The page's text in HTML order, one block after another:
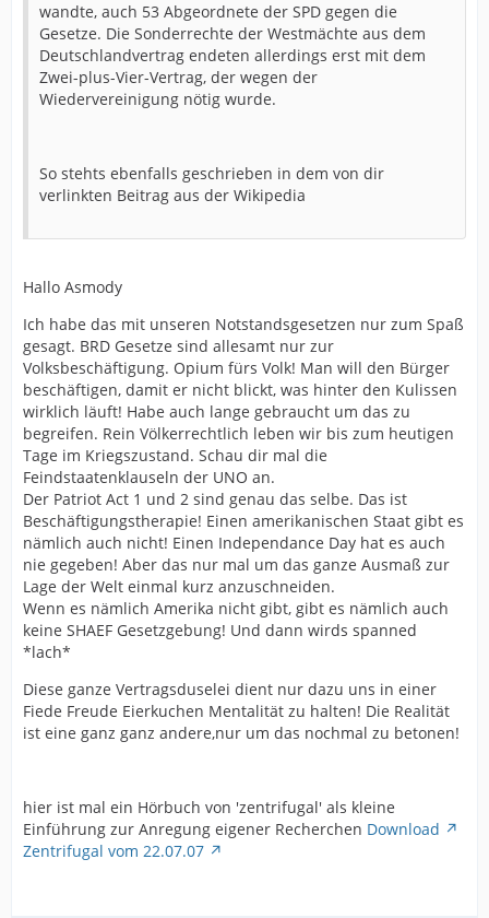
wandte, auch 53 Abgeordnete der SPD gegen die
Gesetze. Die Sonderrechte der Westmächte aus dem
Deutschlandvertrag endeten allerdings erst mit dem
Zwei-plus-Vier-Vertrag, der wegen der
Wiedervereinigung nötig wurde.
So stehts ebenfalls geschrieben in dem von dir
verlinkten Beitrag aus der Wikipedia
Hallo Asmody
Ich habe das mit unseren Notstandsgesetzen nur zum Spaß
gesagt. BRD Gesetze sind allesamt nur zur
Volksbeschäftigung. Opium fürs Volk! Man will den Bürger
beschäftigen, damit er nicht blickt, was hinter den Kulissen
wirklich läuft! Habe auch lange gebraucht um das zu
begreifen. Rein Völkerrechtlich leben wir bis zum heutigen
Tage im Kriegszustand. Schau dir mal die
Feindstaatenklauseln der UNO an.
Der Patriot Act 1 und 2 sind genau das selbe. Das ist
Beschäftigungstherapie! Einen amerikanischen Staat gibt es
nämlich auch nicht! Einen Independance Day hat es auch
nie gegeben! Aber das nur mal um das ganze Ausmaß zur
Lage der Welt einmal kurz anzuschneiden.
Wenn es nämlich Amerika nicht gibt, gibt es nämlich auch
keine SHAEF Gesetzgebung! Und dann wirds spanned
*lach*
Diese ganze Vertragsduselei dient nur dazu uns in einer
Fiede Freude Eierkuchen Mentalität zu halten! Die Realität
ist eine ganz ganz andere,nur um das nochmal zu betonen!
hier ist mal ein Hörbuch von 'zentrifugal' als kleine
Einführung zur Anregung eigener Recherchen Download
Zentrifugal vom 22.07.07